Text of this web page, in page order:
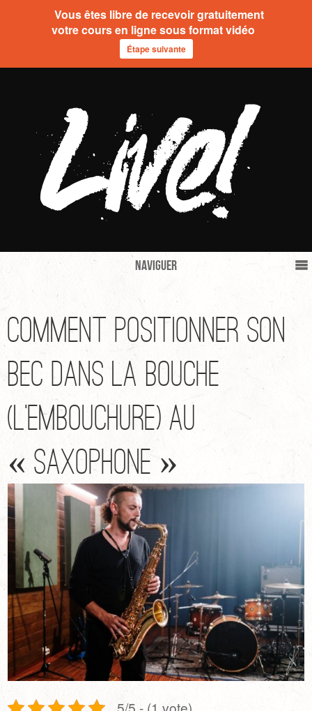
Naviguer
Comment positionner son
bec dans la bouche
(l’embouchure) au
« saxophone »
5/5 - (1 vote)
Vous êtes libre de recevoir gratuitement
votre cours en ligne sous format vidéo
Étape suivante